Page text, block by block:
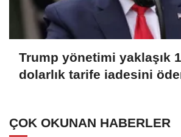
Trump yönetimi yaklaşık
dolarlık tarife iadesini
ÇOK OKUNAN HABERLER